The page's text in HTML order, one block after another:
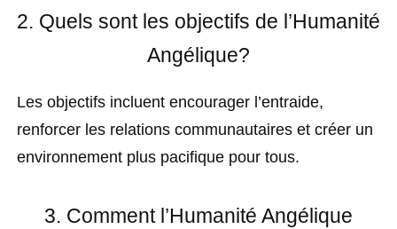
2. Quels sont les objectifs de l’Humanité
Angélique?
Les objectifs incluent encourager l’entraide,
renforcer les relations communautaires et créer un
environnement plus pacifique pour tous.
3. Comment l’Humanité Angélique